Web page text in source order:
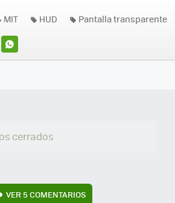
WHATSAPP
MIT HUD Pantalla transparente
cerrados
VER5 COMENTARIOS